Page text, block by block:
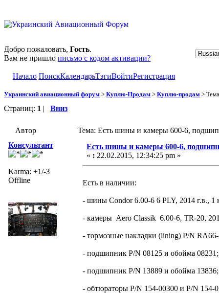
Добро пожаловать, Гость.
Вам не пришло письмо с кодом активации?
Начало ПоискКалендарьТэгиВойтиРегистрация
Украинский авиационный форум > Куплю-Продам > Куплю-продам >
Страниц: 1 | Вниз
Автор
Тема: Есть шины и камеры 600-6,
Консультант
Karma: +1/-3
Offline
Есть шины и камеры 600-6,
« : 22.02.2015, 12:34:25 pm »
Есть в наличии:
- шины Condor 6.00-6 6 PLY, 2014 г.в.,
- камеры Aero Classik 6.00-6, TR-20,
- тормозные накладки (lining) P/N
- подшипник P/N 08125 и обойма 08231;
- подшипник P/N 13889 и обойма 13836;
- обтюраторы P/N 154-00300 и P/N 154-